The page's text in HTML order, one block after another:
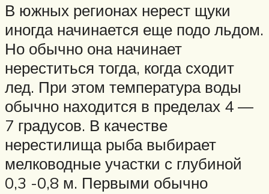
В южных регионах нерест щуки
иногда начинается еще подо льдом.
Но обычно она начинает
нереститься тогда, когда сходит
лед. При этом температура воды
обычно находится в пределах 4 —
7 градусов. В качестве
нерестилища рыба выбирает
мелководные участки с глубиной
0,3 -0,8 м. Первыми обычно